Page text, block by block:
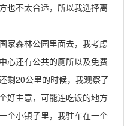
也不太合适，所以我选择离
家森林公园里面去，我考虑
心还有公共的厕所以及免费
剩20公里的时候，我观察了
好主意，可能连吃饭的地方
个小镇子里，我驻车在一个